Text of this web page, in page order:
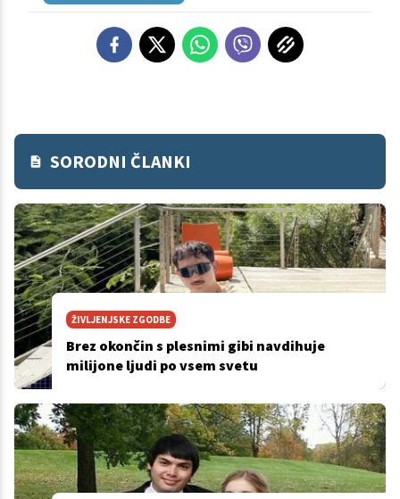
SORODNI ČLANKI
ŽIVLJENJSKE ZGODBE
Brez okončin s plesnimi gibi navdihuje
milijone ljudi po vsem svetu